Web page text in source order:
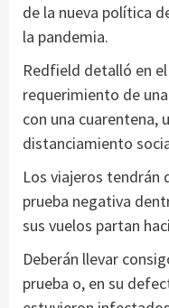
de la nueva política
la pandemia.
Redfield detalló en
requerimiento de
con una cuarentena,
distanciamiento
Los viajeros tendrán
prueba negativa
sus vuelos partan
Deberán llevar
prueba o, en su